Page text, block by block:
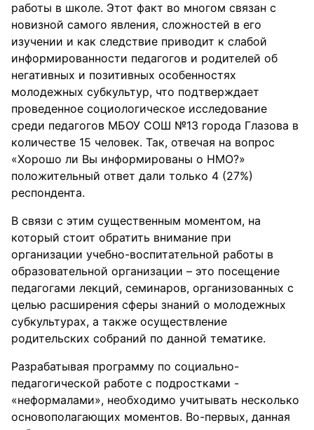
работы в школе. Этот факт во многом связан с
новизной самого явления, сложностей в его
изучении и как следствие приводит к слабой
информированности педагогов и родителей об
негативных и позитивных особенностях
молодежных субкультур, что подтверждает
проведенное социологическое исследование
среди педагогов МБОУ СОШ №13 города Глазова в
количестве 15 человек. Так, отвечая на вопрос
«Хорошо ли Вы информированы о НМО?»
положительный ответ дали только 4 (27%)
респондента.
В связи с этим существенным моментом, на
который стоит обратить внимание при
организации учебно-воспитательной работы в
образовательной организации – это посещение
педагогами лекций, семинаров, организованных с
целью расширения сферы знаний о молодежных
субкультурах, а также осуществление
родительских собраний по данной тематике.
Разрабатывая программу по социально-
педагогической работе с подростками -
«неформалами», необходимо учитывать несколько
основополагающих моментов. Во-первых, данная